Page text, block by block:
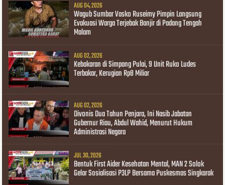
AUG 04, 2026
Wagub Sumbar Vasko Ruseimy Pimpin Langsung
Evakuasi Warga Terjebak Banjir di Padang Tengah
Malam
AUG 02, 2026
Kebakaran di Simpang Pulai, 9 Unit Ruko Ludes
Terbakar, Kerugian Rp8 Miliar
AUG 02, 2026
Divonis Dua Tahun Penjara, Ini Nasib Jabatan
Gubernur Riau, Abdul Wahid, Menurut Hukum
Administrasi Negara
JUL 30, 2026
Bentuk First Aider Kesehatan Mental, MAN 2 Solok
Gelar Sosialisasi P3LP Bersama Puskesmas Singkarak